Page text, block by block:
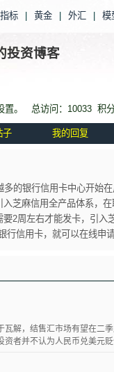
指标 黄金 外汇 模
投资博客
置。 总访问：10033 积
子 我的回复
的银行信用卡中心开始
芝麻信用全产品体系，
2周左右才能发卡，引
行信用卡，就可以在线申
解，结售汇市场有望在二
者并不认为人民币兑美元